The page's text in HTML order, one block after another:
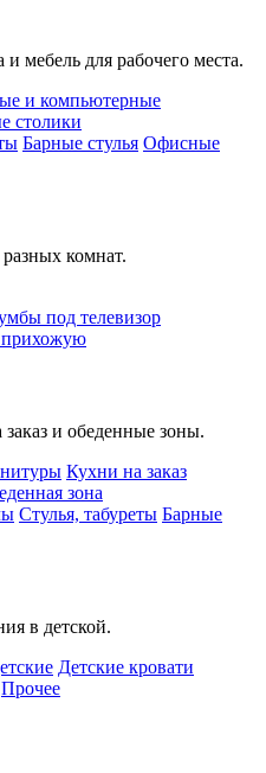
мебель для рабочего места.
и компьютерные
столики
Барные стулья Офисные
комнат.
под телевизор
прихожую
и обеденные зоны.
Кухни на заказ
зона
Стулья, табуреты Барные
в детской.
Детские кровати
Прочее